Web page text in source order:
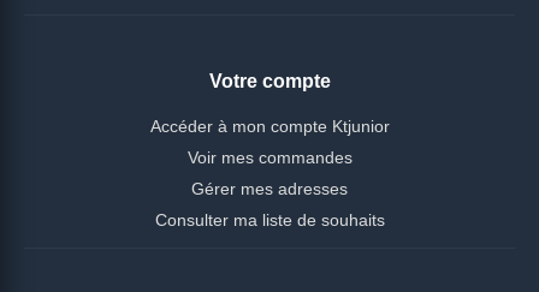
Votre compte
Accéder à mon compte Ktjunior
Voir mes commandes
Gérer mes adresses
Consulter ma liste de souhaits